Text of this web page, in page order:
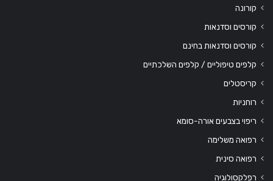
קורונה
קורסים וסדנאות
קורסים וסדנאות בחינם
קלפים טיפוליים / קלפים השלכתיים
קריסטלים
רוחניות
ריפוי בצבעים אורה-סומא
רפואה משלימה
רפואה סינית
רפלקסולוגיה